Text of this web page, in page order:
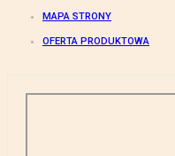
MAPA STRONY
OFERTA PRODUKTOWA